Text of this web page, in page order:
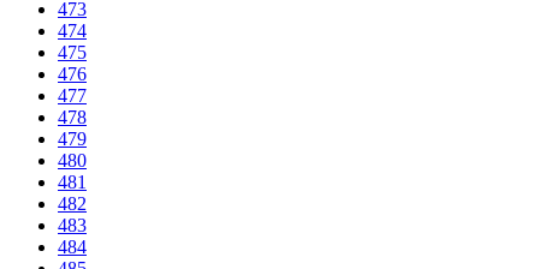
473
474
475
476
477
478
479
480
481
482
483
484